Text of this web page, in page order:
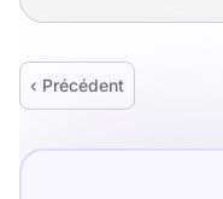
‹ Précédent